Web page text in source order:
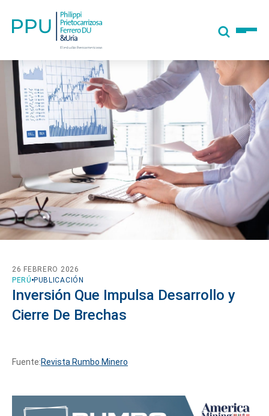
PERÚ PUBLICACIÓN
26 FEBRERO 2026
Inversión Que Impulsa Desarrollo y
Cierre De Brechas
Fuente:Revista Rumbo Minero